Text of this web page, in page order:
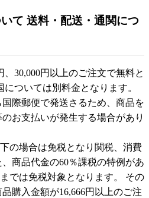
て 送料・配送・通関につ
30,000円以上のご注文で無料と
ついては別料金となります。
際郵便で発送さるため、商品を
お支払いが発生する場合があり
の場合は免税となり関税、消費
商品代金の60％課税の特例があ
では免税対象となります。 その
購入金額が16,666円以上のご注